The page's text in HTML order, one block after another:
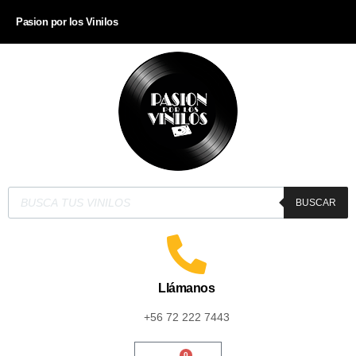
Pasion por los Vinilos
BUSCAR
Llámanos
+56 72 222 7443